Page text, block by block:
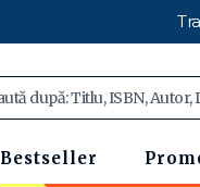
Bestseller